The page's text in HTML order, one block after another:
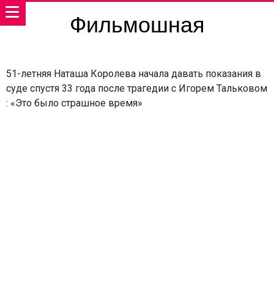
Фильмошная
51-летняя Наташа Королева начала давать показания в
суде спустя 33 года после трагедии с Игорем Тальковом
: «Это было страшное время»